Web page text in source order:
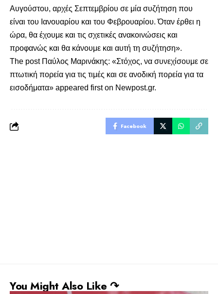
Αυγούστου, αρχές Σεπτεμβρίου σε μία συζήτηση που
είναι του Ιανουαρίου και του Φεβρουαρίου. Όταν έρθει η
ώρα, θα έχουμε και τις σχετικές ανακοινώσεις και
προφανώς και θα κάνουμε και αυτή τη συζήτηση».
The post Παύλος Μαρινάκης: «Στόχος, να συνεχίσουμε σε
πτωτική πορεία για τις τιμές και σε ανοδική πορεία για τα
εισοδήματα» appeared first on Newpost.gr.
Facebook
You Might Also Like ↷